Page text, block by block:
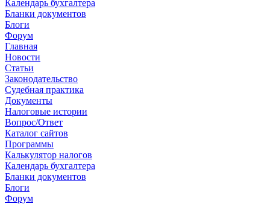
Календарь бухгалтера
Бланки документов
Блоги
Форум
Главная
Новости
Cтатьи
Законодательство
Судебная практика
Документы
Налоговые истории
Вопрос/Ответ
Каталог сайтов
Программы
Калькулятор налогов
Календарь бухгалтера
Бланки документов
Блоги
Форум